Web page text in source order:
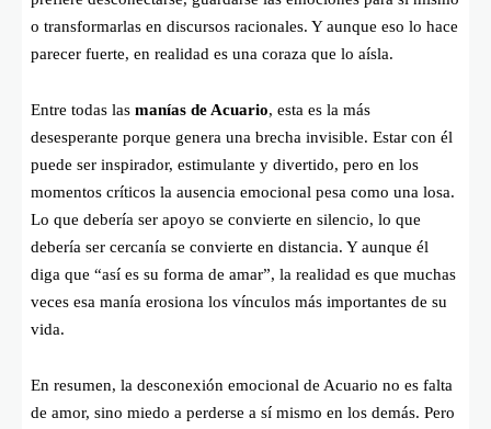
o transformarlas en discursos racionales. Y aunque eso lo hace
parecer fuerte, en realidad es una coraza que lo aísla.
Entre todas las manías de Acuario, esta es la más
desesperante porque genera una brecha invisible. Estar con él
puede ser inspirador, estimulante y divertido, pero en los
momentos críticos la ausencia emocional pesa como una losa.
Lo que debería ser apoyo se convierte en silencio, lo que
debería ser cercanía se convierte en distancia. Y aunque él
diga que “así es su forma de amar”, la realidad es que muchas
veces esa manía erosiona los vínculos más importantes de su
vida.
En resumen, la desconexión emocional de Acuario no es falta
de amor, sino miedo a perderse a sí mismo en los demás. Pero